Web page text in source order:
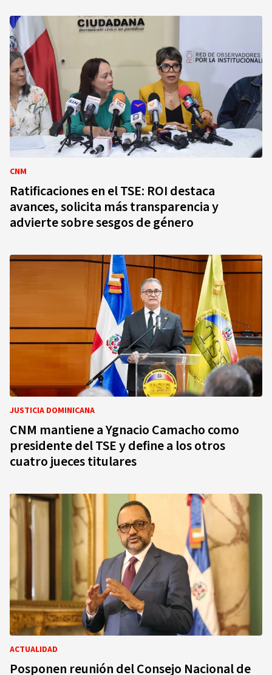
CNM
Ratificaciones en el TSE: ROI destaca
avances, solicita más transparencia y
advierte sobre sesgos de género
JUSTICIA DOMINICANA
CNM mantiene a Ygnacio Camacho como
presidente del TSE y define a los otros
cuatro jueces titulares
ACTUALIDAD
Posponen reunión del Consejo Nacional de